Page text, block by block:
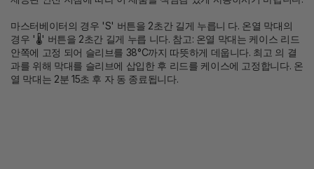
마스터베이터의 경우 'S' 버튼을 2초간 길게 누릅니 다. 온열 막대의
경우 '🌡' 버튼을 2초간 길게 누릅 니다. 참고: 온열 막대는 케이스 리드
안쪽에 고정 되어 슬리브를 38°C까지 따뜻하게 데웁니다. 최고 의 결
과를 위해 막대를 슬리브에 삽입한 후 리드를 케이스에 고정합니다. 온
열 막대는 2분 15초 후 자 동 종료됩니다.